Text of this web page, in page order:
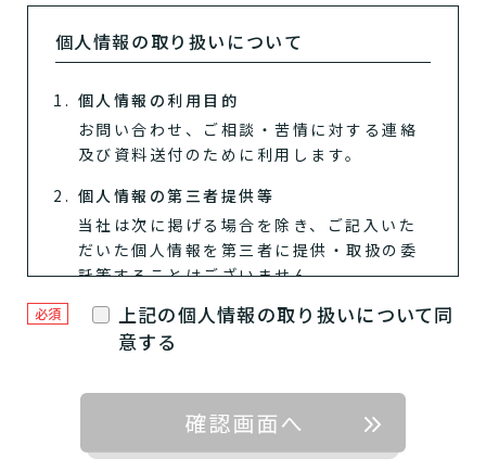
個人情報の取り扱いについて
個人情報の利用目的
お問い合わせ、ご相談・苦情に対する連絡
及び資料送付のために利用します。
個人情報の第三者提供等
当社は次に掲げる場合を除き、ご記入いた
だいた個人情報を第三者に提供・取扱の委
託等することはございません。
ご本人様の同意がある場合
法令に基づく場合
ために必要がある場合であって、ご
本人様の同意を得ることが困難であ
るとき
必須
上記の個人情報の取り扱いについて同
意する
閉じる
1つ前に戻る 介護診断を終了
1つ前に戻る 介護診断を終了
1つ前に戻る 介護診断を終了
1つ前に戻る 介護診断を終了
1つ前に戻る 介護診断を終了
1つ前に戻る 介護診断を終了
1つ前に戻る 介護診断を終了